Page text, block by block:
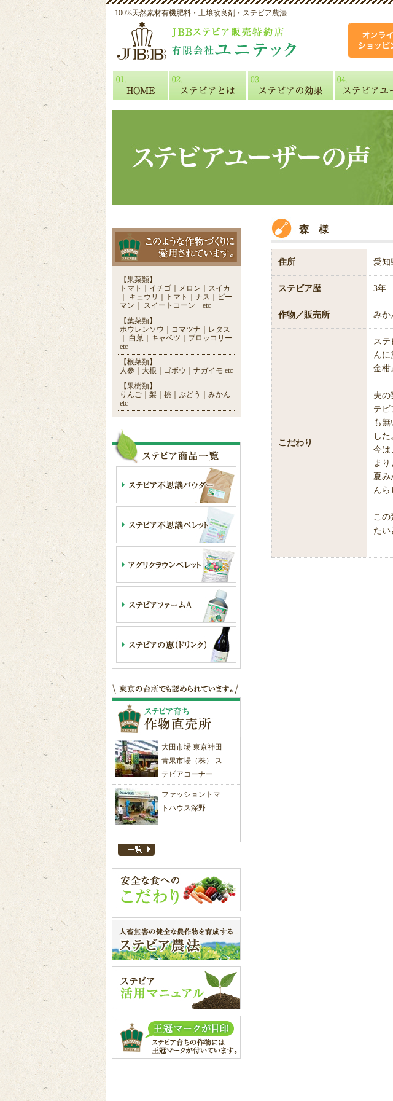
100%天然素材有機肥料・土壌改良剤・ステビア農法
森 様
住所 愛
ステビア歴 3年
作物／販売所 みか
こだわり
ステ
んに
金柑
夫の
テビ
も
した
今は
まり
夏み
んら
この
たい
【果菜類】
トマト｜イチゴ｜メロン｜スイカ
｜ キュウリ｜トマト｜ナス｜ピー
マン｜ スイートコーン etc
【葉菜類】
ホウレンソウ｜コマツナ｜レタス
｜ 白菜｜キャベツ｜ブロッコリー
etc
【根菜類】
人参｜大根｜ゴボウ｜ナガイモ etc
【果樹類】
りんご｜梨｜桃｜ぶどう｜みかん
etc
大田市場 東京神田
青果市場（株） ス
テビアコーナー
ファッショントマ
トハウス深野